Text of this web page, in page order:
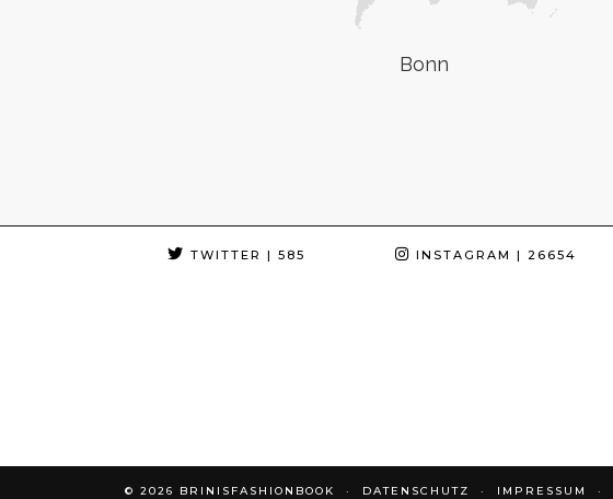
Bonn
TWITTER | 585 INSTAGRAM | 26654
© 2026 BRINISFASHIONBOOK DATENSCHUTZ IMPRESSUM